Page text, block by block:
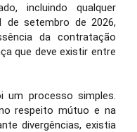
incluindo qualquer
de setembro de 2026,
da contratação
que deve existir entre
um processo simples.
respeito mútuo e na
divergências, existia